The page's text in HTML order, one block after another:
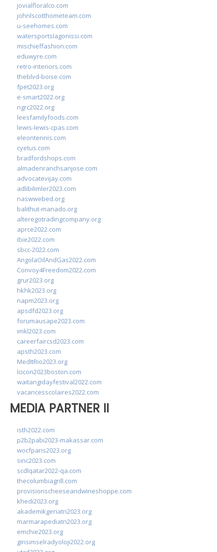
jovialfloralco.com
johnlscotthometeam.com
u-seehomes.com
watersportslagonissi.com
mischieffashion.com
eduwyre.com
retro-interiors.com
theblvd-boise.com
fpet2023.org
e-smart2022.org
ngrc2022.org
leesfamilyfoods.com
lewis-lewis-cpas.com
eleontennis.com
cyetus.com
bradfordshops.com
almadenranchsanjose.com
advocatevijay.com
adlibilimler2023.com
naswwebed.org
balithut-manado.org
alteregotradingcompany.org
aprce2022.com
ibie2022.com
sbcc-2022.com
AngolaOilAndGas2022.com
Convoy4Freedom2022.com
grur2023.org
hkhk2023.org
napm2023.org
apsdfd2023.org
forumausape2023.com
imkl2023.com
careerfaircsd2023.com
apsth2023.com
MedItRio2023.org
lcicon2023boston.com
waitangidayfestival2022.com
vacancesscolaires2022.com
MEDIA PARTNER II
isth2022.com
p2b2pabi2023-makassar.com
wocfparis2023.org
sinc2023.com
scdlqatar2022-qa.com
thecolumbiagrill.com
provisionscheeseandwineshoppe.com
khedi2023.org
akademikgeriatri2023.org
marmarapediatri2023.org
emchie2023.org
girisimselradyoloji2022.org